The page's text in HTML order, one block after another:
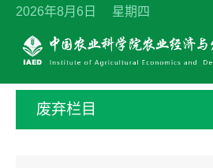
2026年8月6日 星期四
废弃栏目